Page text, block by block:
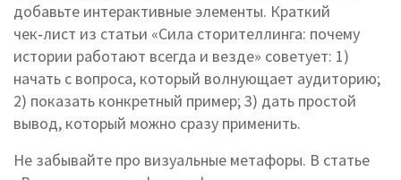
добавьте интерактивные элементы. Краткий
чек‑лист из статьи «Сила сторителлинга: почему
истории работают всегда и везде» советует: 1)
начать с вопроса, который волнующает аудиторию;
2) показать конкретный пример; 3) дать простой
вывод, который можно сразу применить.
Не забывайте про визуальные метафоры. В статье